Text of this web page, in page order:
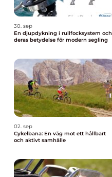
30. sep
En djupdykning i rullfocksystem och
deras betydelse för modern segling
02. sep
Cykelbana: En väg mot ett hållbart
och aktivt samhälle